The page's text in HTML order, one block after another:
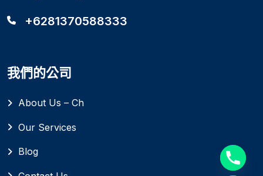
+6281370588333
我們的公司
About Us – Ch
Our Services
Blog